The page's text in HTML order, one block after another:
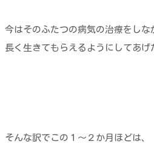
今はそのふたつの病気の治療をしな
長く生きてもらえるようにしてあげ
そんな訳でこの１～２か月ほどは、